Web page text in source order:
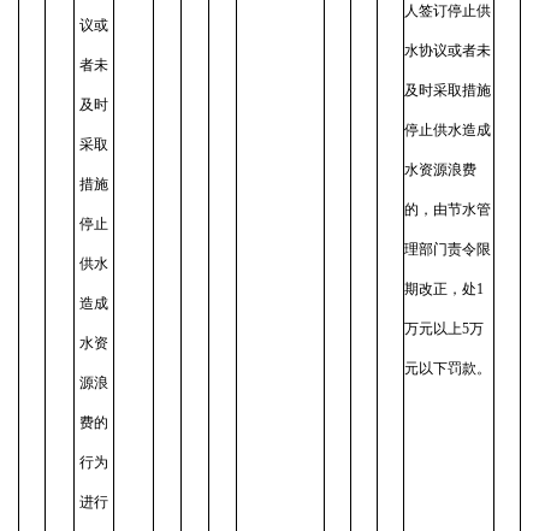
议或
者未
及时
采取
措施
停止
供水
造成
水资
源浪
费的
行为
进行
人签订停止供
水协议或者未
及时采取措施
停止供水造成
水资源浪费
的，由节水管
理部门责令限
期改正，处1
万元以上5万
元以下罚款。